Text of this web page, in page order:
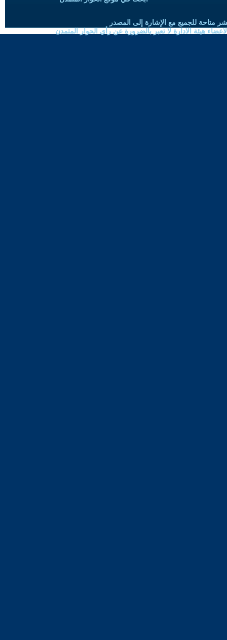
متاحة للجميع مع الإشارة إلى المصدر
هيئة الادارة لا تعبر بالضرورة عن رأي الحوار المتمدن